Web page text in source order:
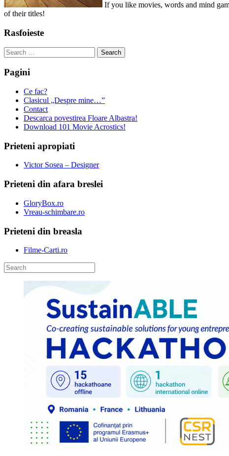
If you like movies, words and mind
of their titles!
Rasfoieste
Search
for:
Pagini
Ce fac?
Clasicul „Despre mine…”
Contact
Descarca povestirea Floare Albastra!
Download 101 Movie Acrostics!
Prieteni apropiati
Victor Sosea – Designer
Prieteni din afara breslei
GloryBox.ro
Vreau-schimbare.ro
Prieteni din breasla
Filme-Carti.ro